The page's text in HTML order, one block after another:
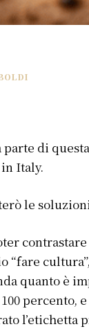
parte di
Italy.
le
“fare
quanto è
percento,
l’etichetta